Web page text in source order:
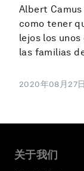
Albert
como tener
lejos los
las familias
2020年08月27日
关于我们